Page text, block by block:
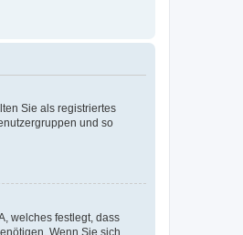
Sie als registriertes
und so
welches festlegt, dass
Wenn Sie sich